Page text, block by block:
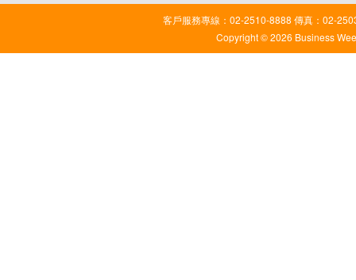
客戶服務專線：02-2510-8888 傳真：02-
Copyright © 2026 Business